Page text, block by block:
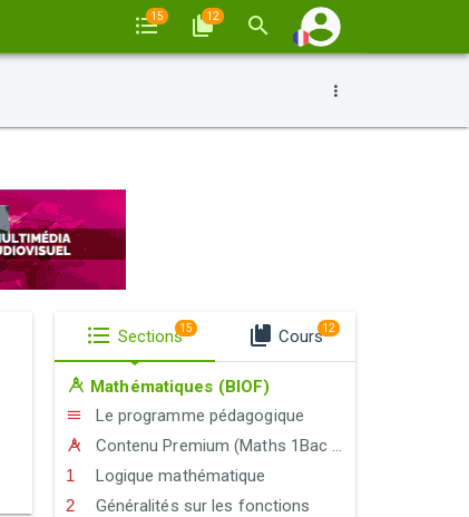
15 12
Sections15 Cours12
Mathématiques (BIOF)
Le programme pédagogique
Contenu Premium (Maths 1Bac Exp-STE-STM)
Logique mathématique
Généralités sur les fonctions